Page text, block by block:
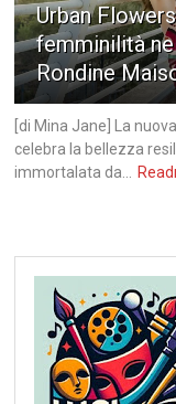
Urban
femminilità
Rondine
[di Mina Jane] La
celebra la bellezza
immortalata da...